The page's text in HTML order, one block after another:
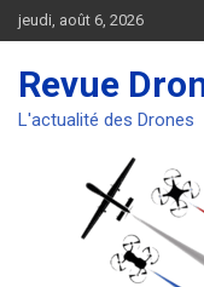
Aller
au
jeudi, août 6, 2026
Revue
L'actualité des Drones